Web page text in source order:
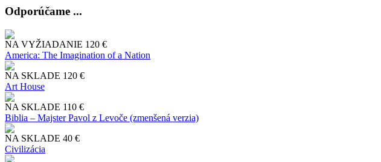
Odporúčame ...
NA VYŽIADANIE 120 €
America: The Imagination of a Nation
NA SKLADE 120 €
Art House
NA SKLADE 110 €
Biblia – Majster Pavol z Levoče (zmenšená verzia)
NA SKLADE 40 €
Civilizácia